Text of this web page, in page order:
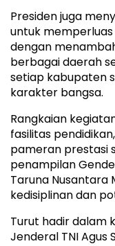
Presiden juga
untuk
dengan
berbagai daerah
setiap kabupaten
karakter bangsa.
Rangkaian
fasilitas
pameran prestasi
penampilan
Taruna Nusantara
kedisiplinan dan
Turut hadir dalam
Jenderal TNI Agus